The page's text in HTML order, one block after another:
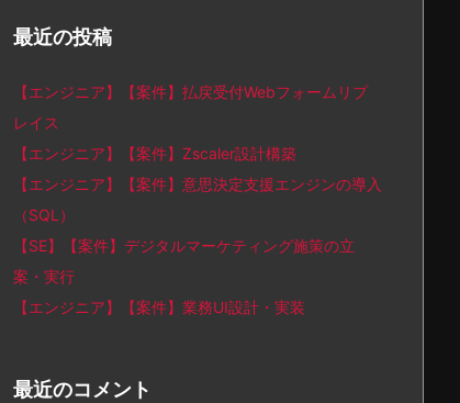
最近の投稿
【エンジニア】【案件】払戻受付Webフォームリプ
レイス
【エンジニア】【案件】Zscaler設計構築
【エンジニア】【案件】意思決定支援エンジンの導入
（SQL）
【SE】【案件】デジタルマーケティング施策の立
案・実行
【エンジニア】【案件】業務UI設計・実装
最近のコメント